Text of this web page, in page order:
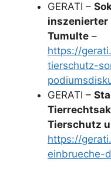
GERATI –
inszenierter
Tumulte –
https://
tierschutz-
GERATI –
Tierschutz
https://
einbrueche-